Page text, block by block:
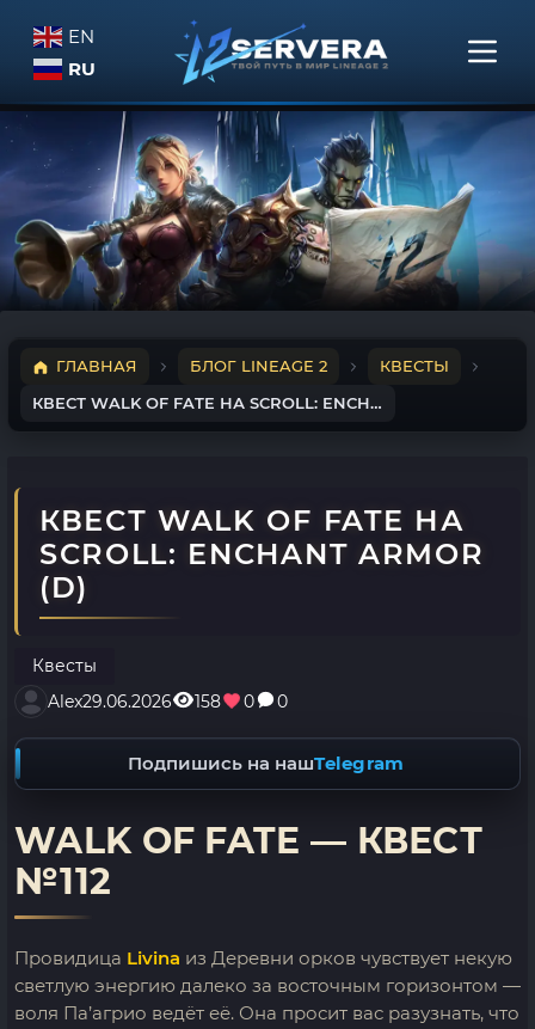
EN
RU
ГЛАВНАЯ БЛОГ LINEAGE 2
КВЕСТЫ
КВЕСТ WALK OF FATE НА SCROLL: ENCHANT ARMOR (D)
КВЕСТ WALK OF FATE НА
SCROLL: ENCHANT ARMOR
(D)
Квесты
Alex29.06.2026 158 0 0
Подпишись на нашTelegram
WALK OF FATE — КВЕСТ
№112
Провидица Livina из Деревни орков чувствует некую
светлую энергию далеко за восточным горизонтом —
воля Па’агрио ведёт её. Она просит вас разузнать, что